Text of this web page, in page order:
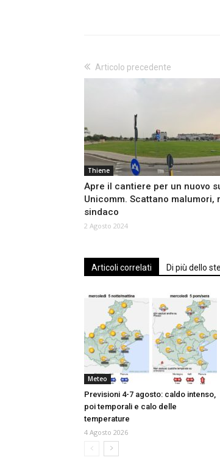
Articolo precedente
Thiene
Apre il cantiere per un nuovo
Unicomm. Scattano malumori,
sindaco
2 Agosto 2024
Articoli correlati Di più dello
Meteo
Previsioni 4-7 agosto: caldo intenso,
poi temporali e calo delle
temperature
4 Agosto 2026